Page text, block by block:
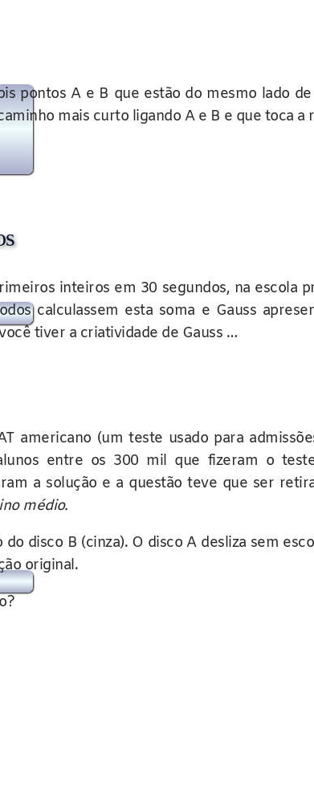
pontos A e B que estão do mesmo lado
mais curto ligando A e B e que toca a
inteiros em 30 segundos, na escola
calculassem esta soma e Gauss
tiver a criatividade de Gauss …
americano (um teste usado para
entre os 300 mil que fizeram o
a solução e a questão teve que ser
médio.
disco B (cinza). O disco A desliza sem
original.